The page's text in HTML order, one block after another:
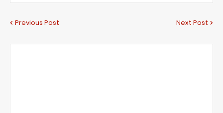
Previous Post Next Post